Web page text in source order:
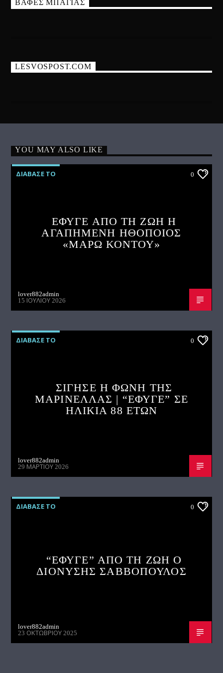
ΒΑΦΕΣ ΜΠΑΓΙΑΣ
LESVOSPOST.COM
YOU MAY ALSO LIKE
ΔΙΑΒΑΣΕ ΤΟ 0
ΕΦΥΓΕ ΑΠΟ ΤΗ ΖΩΗ Η
ΑΓΑΠΗΜΕΝΗ ΗΘΟΠΟΙΟΣ
«ΜΑΡΩ ΚΟΝΤΟΥ»
lover882admin
15 ΙΟΥΛΊΟΥ 2026
ΔΙΑΒΑΣΕ ΤΟ 0
ΣΙΓΗΣΕ Η ΦΩΝΗ ΤΗΣ
ΜΑΡΙΝΕΛΛΑΣ | “ΕΦΥΓΕ” ΣΕ
ΗΛΙΚΙΑ 88 ΕΤΩΝ
lover882admin
29 ΜΑΡΤΊΟΥ 2026
ΔΙΑΒΑΣΕ ΤΟ 0
“ΕΦΥΓΕ” ΑΠΟ ΤΗ ΖΩΗ Ο
ΔΙΟΝΥΣΗΣ ΣΑΒΒΟΠΟΥΛΟΣ
lover882admin
23 ΟΚΤΩΒΡΊΟΥ 2025